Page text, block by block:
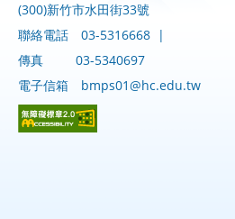
(300)新竹市水田街33號
聯絡電話
03-5316668 |
傳真
03-5340697
電子信箱
bmps01@hc.edu.tw